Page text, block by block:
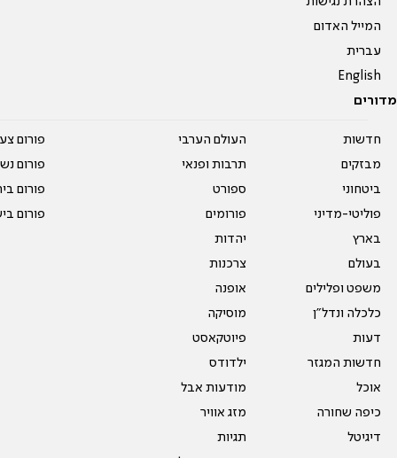
המייל האדום
עברית
English
מדורים
חדשות
מבזקים
ביטחוני
פוליטי-מדיני
בארץ
בעולם
משפט ופלילים
כלכלה ונדל"ן
דעות
חדשות המגזר
אוכל
כיפה שחורה
דיגיטל
העולם הערבי
תרבות ופנאי
ספורט
פורומים
יהדות
צרכנות
אופנה
מוסיקה
פיוטקאסט
ילדודס
מודעות אבל
מזג אוויר
תגיות
פורום
פורום
פורום
פורום